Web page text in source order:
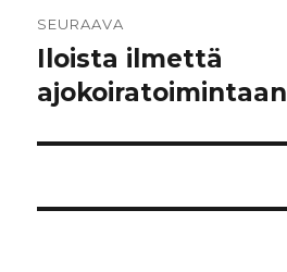
selaus
SEURAAVA
Seuraava
artikkeli:
Iloista ilmettä
ajokoiratoimintaan